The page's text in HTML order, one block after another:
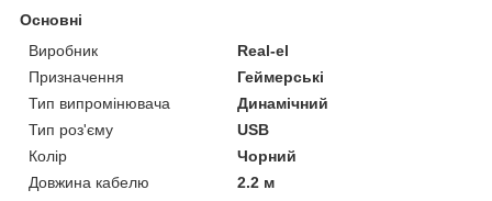
Основні
Виробник
Real-el
Призначення
Геймерські
Тип випромінювача
Динамічний
Тип роз'єму
USB
Колір
Чорний
Довжина кабелю
2.2 м